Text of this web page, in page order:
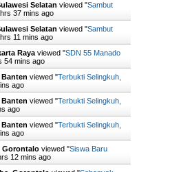
Selatan viewed "Sambut
37 mins ago
Selatan viewed "Sambut
11 mins ago
Raya viewed "SDN 55 Manado
54 mins ago
Banten viewed "Terbukti Selingkuh,
ago
Banten viewed "Terbukti Selingkuh,
ago
Banten viewed "Terbukti Selingkuh,
ago
Gorontalo viewed "Siswa Baru
12 mins ago